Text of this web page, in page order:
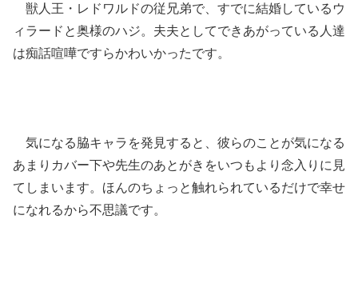
獣人王・レドワルドの従兄弟で、すでに結婚しているウ
ィラードと奥様のハジ。夫夫としてできあがっている人達
は痴話喧嘩ですらかわいかったです。
気になる脇キャラを発見すると、彼らのことが気になる
あまりカバー下や先生のあとがきをいつもより念入りに見
てしまいます。ほんのちょっと触れられているだけで幸せ
になれるから不思議です。